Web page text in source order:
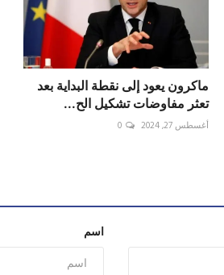
ماكرون يعود إلى نقطة البداية بعد
تعثر مفاوضات تشكيل الح...
أغسطس 27, 2024 0
اسم